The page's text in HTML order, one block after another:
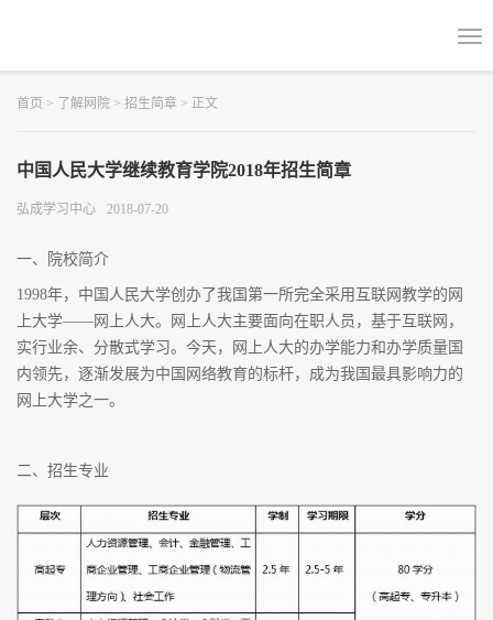
首页 > 了解网院 > 招生简章 > 正文
中国人民大学继续教育学院2018年招生简章
弘成学习中心 2018-07-20
一、院校简介
1998年，中国人民大学创办了我国第一所完全采用互联网教学的网
上大学——网上人大。网上人大主要面向在职人员，基于互联网，
实行业余、分散式学习。今天，网上人大的办学能力和办学质量国
内领先，逐渐发展为中国网络教育的标杆，成为我国最具影响力的
网上大学之一。
二、招生专业